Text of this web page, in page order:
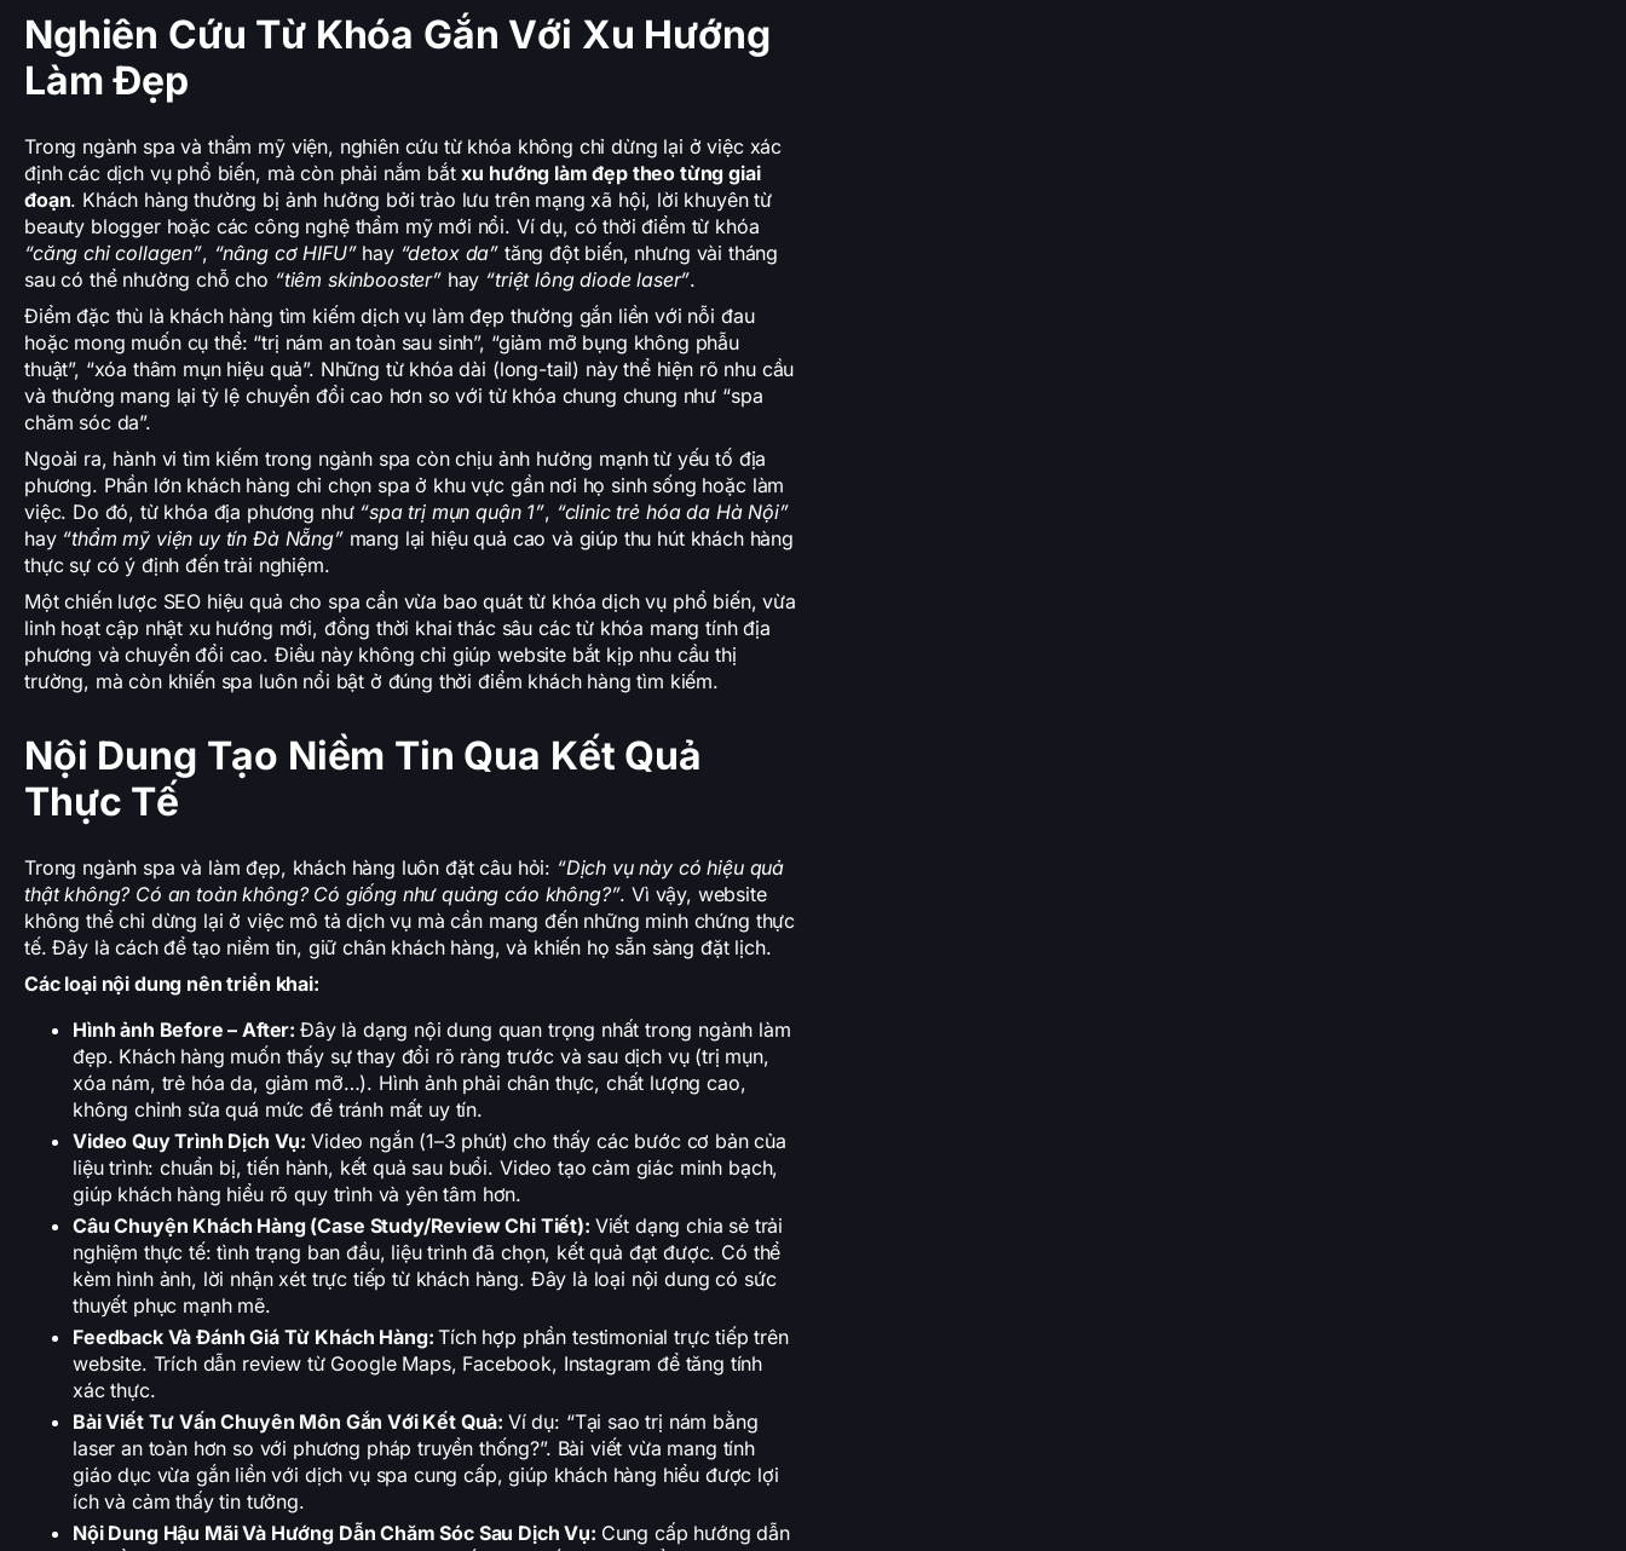
Nghiên Cứu Từ Khóa Gắn Với Xu Hướng
Làm Đẹp
Trong ngành spa và thẩm mỹ viện, nghiên cứu từ khóa không chỉ dừng lại ở việc xác
định các dịch vụ phổ biến, mà còn phải nắm bắtxu hướng làm đẹp theo từng giai
đoạn. Khách hàng thường bị ảnh hưởng bởi trào lưu trên mạng xã hội, lời khuyên từ
beauty blogger hoặc các công nghệ thẩm mỹ mới nổi. Ví dụ, có thời điểm từ khóa
“căng chỉ collagen”, “nâng cơ HIFU”hay “detox da” tăng đột biến, nhưng vài tháng
sau có thể nhường chỗ cho “tiêm skinbooster”hay “triệt lông diode laser”.
Điểm đặc thù là khách hàng tìm kiếm dịch vụ làm đẹp thường gắn liền với nỗi đau
hoặc mong muốn cụ thể: “trị nám an toàn sau sinh”, “giảm mỡ bụng không phẫu
thuật”, “xóa thâm mụn hiệu quả”. Những từ khóa dài (long-tail) này thể hiện rõ nhu cầu
và thường mang lại tỷ lệ chuyển đổi cao hơn so với từ khóa chung chung như “spa
chăm sóc da”.
Ngoài ra, hành vi tìm kiếm trong ngành spa còn chịu ảnh hưởng mạnh từ yếu tố địa
phương. Phần lớn khách hàng chỉ chọn spa ở khu vực gần nơi họ sinh sống hoặc làm
việc. Do đó, từ khóa địa phương như “spa trị mụn quận 1”, “clinic trẻ hóa da Hà Nội”
hay “thẩm mỹ viện uy tín Đà Nẵng”mang lại hiệu quả cao và giúp thu hút khách hàng
thực sự có ý định đến trải nghiệm.
Một chiến lược SEO hiệu quả cho spa cần vừa bao quát từ khóa dịch vụ phổ biến, vừa
linh hoạt cập nhật xu hướng mới, đồng thời khai thác sâu các từ khóa mang tính địa
phương và chuyển đổi cao. Điều này không chỉ giúp website bắt kịp nhu cầu thị
trường, mà còn khiến spa luôn nổi bật ở đúng thời điểm khách hàng tìm kiếm.
Nội Dung Tạo Niềm Tin Qua Kết Quả
Thực Tế
Trong ngành spa và làm đẹp, khách hàng luôn đặt câu hỏi: “Dịch vụ này có hiệu quả
thật không? Có an toàn không? Có giống như quảng cáo không?”. Vì vậy, website
không thể chỉ dừng lại ở việc mô tả dịch vụ mà cần mang đến những minh chứng thực
tế. Đây là cách để tạo niềm tin, giữ chân khách hàng, và khiến họ sẵn sàng đặt lịch.
Các loại nội dung nên triển khai:
Hình ảnh Before – After: Đây là dạng nội dung quan trọng nhất trong ngành làm
đẹp. Khách hàng muốn thấy sự thay đổi rõ ràng trước và sau dịch vụ (trị mụn,
xóa nám, trẻ hóa da, giảm mỡ…). Hình ảnh phải chân thực, chất lượng cao,
không chỉnh sửa quá mức để tránh mất uy tín.
Video Quy Trình Dịch Vụ: Video ngắn (1–3 phút) cho thấy các bước cơ bản của
liệu trình: chuẩn bị, tiến hành, kết quả sau buổi. Video tạo cảm giác minh bạch,
giúp khách hàng hiểu rõ quy trình và yên tâm hơn.
Câu Chuyện Khách Hàng (Case Study/Review Chi Tiết): Viết dạng chia sẻ trải
nghiệm thực tế: tình trạng ban đầu, liệu trình đã chọn, kết quả đạt được. Có thể
kèm hình ảnh, lời nhận xét trực tiếp từ khách hàng. Đây là loại nội dung có sức
thuyết phục mạnh mẽ.
Feedback Và Đánh Giá Từ Khách Hàng:Tích hợp phần testimonial trực tiếp trên
website. Trích dẫn review từ Google Maps, Facebook, Instagram để tăng tính
xác thực.
Bài Viết Tư Vấn Chuyên Môn Gắn Với Kết Quả: Ví dụ: “Tại sao trị nám bằng
laser an toàn hơn so với phương pháp truyền thống?”. Bài viết vừa mang tính
giáo dục vừa gắn liền với dịch vụ spa cung cấp, giúp khách hàng hiểu được lợi
ích và cảm thấy tin tưởng.
Nội Dung Hậu Mãi Và Hướng Dẫn Chăm Sóc Sau Dịch Vụ: Cung cấp hướng dẫn